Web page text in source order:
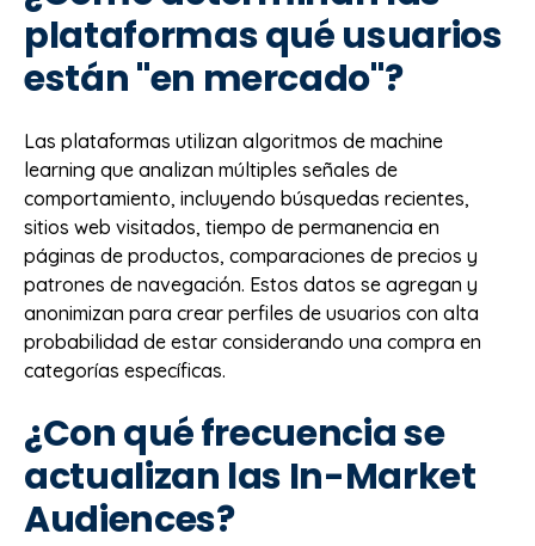
plataformas qué usuarios
están "en mercado"?
Las plataformas utilizan algoritmos de machine
learning que analizan múltiples señales de
comportamiento, incluyendo búsquedas recientes,
sitios web visitados, tiempo de permanencia en
páginas de productos, comparaciones de precios y
patrones de navegación. Estos datos se agregan y
anonimizan para crear perfiles de usuarios con alta
probabilidad de estar considerando una compra en
categorías específicas.
¿Con qué frecuencia se
actualizan las In-Market
Audiences?